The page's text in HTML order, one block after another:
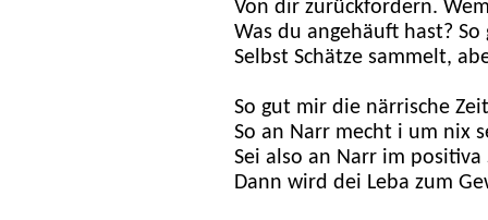
Von dir zurückfordern.
Was du angehäuft hast?
Selbst Schätze sammelt,
So gut mir die närrische
So an Narr mecht i um nix
Sei also an Narr im positiva
Dann wird dei Leba zum